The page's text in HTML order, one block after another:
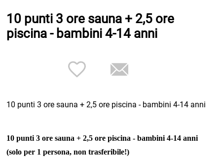
10 punti 3 ore sauna + 2,5 ore
piscina - bambini 4-14 anni
10 punti 3 ore sauna + 2,5 ore piscina - bambini 4-14 anni
10 punti 3 ore sauna + 2,5 ore piscina - bambini 4-14 anni
(solo per 1 persona, non trasferibile!)